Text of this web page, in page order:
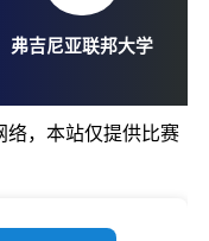
08:00
0
络，本站仅提供比赛